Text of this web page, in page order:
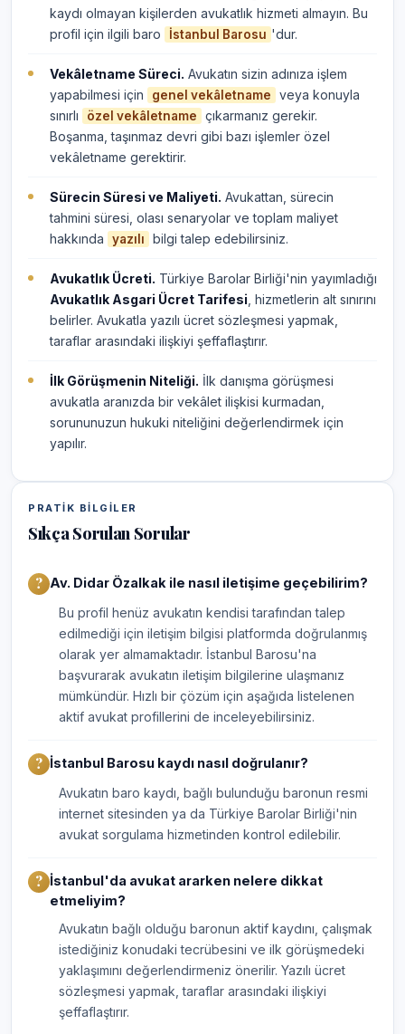
kaydı olmayan kişilerden avukatlık hizmeti almayın. Bu
profil için ilgili baro
İstanbul Barosu 'dur.
Vekâletname Süreci. Avukatın sizin adınıza işlem
yapabilmesi için
genel vekâletname
veya konuyla
sınırlı
özel vekâletname
çıkarmanız gerekir.
Boşanma, taşınmaz devri gibi bazı işlemler özel
vekâletname gerektirir.
Sürecin Süresi ve Maliyeti. Avukattan, sürecin
tahmini süresi, olası senaryolar ve toplam maliyet
hakkında
yazılı bilgi talep edebilirsiniz.
Avukatlık Ücreti. Türkiye Barolar Birliği'nin yayımladığı
Avukatlık Asgari Ücret Tarifesi , hizmetlerin alt sınırını
belirler. Avukatla yazılı ücret sözleşmesi yapmak,
taraflar arasındaki ilişkiyi şeffaflaştırır.
İlk Görüşmenin Niteliği. İlk danışma görüşmesi
avukatla aranızda bir vekâlet ilişkisi kurmadan,
sorununuzun hukuki niteliğini değerlendirmek için
yapılır.
PRATIK BILGILER
Sıkça Sorulan Sorular
Av. Didar Özalkak ile nasıl iletişime geçebilirim?
Bu profil henüz avukatın kendisi tarafından talep
edilmediği için iletişim bilgisi platformda doğrulanmış
olarak yer almamaktadır. İstanbul Barosu'na
başvurarak avukatın iletişim bilgilerine ulaşmanız
mümkündür. Hızlı bir çözüm için aşağıda listelenen
aktif avukat profillerini de inceleyebilirsiniz.
İstanbul Barosu kaydı nasıl doğrulanır?
Avukatın baro kaydı, bağlı bulunduğu baronun resmi
internet sitesinden ya da Türkiye Barolar Birliği'nin
avukat sorgulama hizmetinden kontrol edilebilir.
İstanbul'da avukat ararken nelere dikkat
etmeliyim?
Avukatın bağlı olduğu baronun aktif kaydını, çalışmak
istediğiniz konudaki tecrübesini ve ilk görüşmedeki
yaklaşımını değerlendirmeniz önerilir. Yazılı ücret
sözleşmesi yapmak, taraflar arasındaki ilişkiyi
şeffaflaştırır.